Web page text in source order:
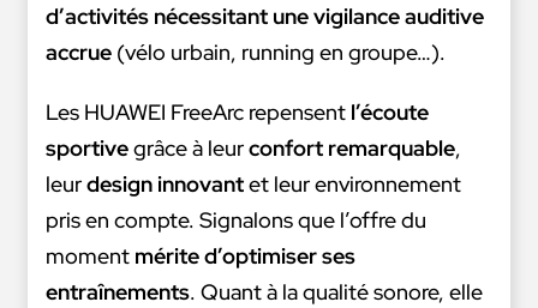
d’activités nécessitant une vigilance auditive
accrue (vélo urbain, running en groupe…).
Les HUAWEI FreeArc repensent l’écoute
sportivegrâce à leurconfort remarquable,
leurdesign innovantet leur environnement
pris en compte. Signalons que l’offre du
moment mérite d’optimiser ses
entraînements. Quant à la qualité sonore, elle